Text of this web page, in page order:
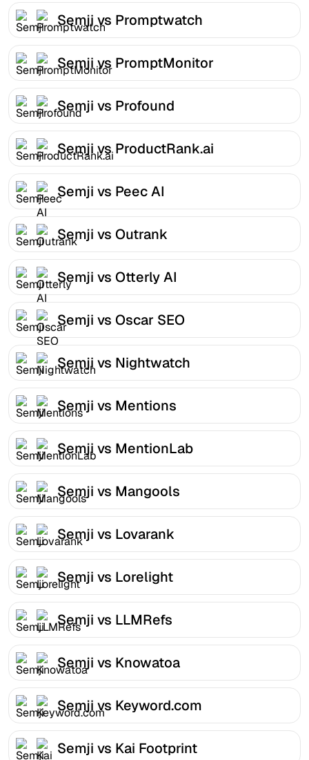
Semji vs Promptwatch
Semji vs PromptMonitor
Semji vs Profound
Semji vs ProductRank.ai
Semji vs Peec AI
Semji vs Outrank
Semji vs Otterly AI
Semji vs Oscar SEO
Semji vs Nightwatch
Semji vs Mentions
Semji vs MentionLab
Semji vs Mangools
Semji vs Lovarank
Semji vs Lorelight
Semji vs LLMRefs
Semji vs Knowatoa
Semji vs Keyword.com
Semji vs Kai Footprint